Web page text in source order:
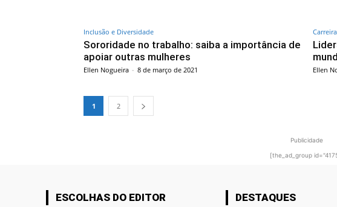
Inclusão e Diversidade
Sororidade no trabalho: saiba a importância de
apoiar outras mulheres
Ellen Nogueira - 8 de março de 2021
Carreira
Ellen
1 2
Publicidade
[the_ad_group
ESCOLHAS DO EDITOR DESTAQUES